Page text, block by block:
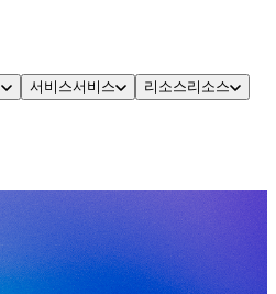
서비스서비스 리소스리소스